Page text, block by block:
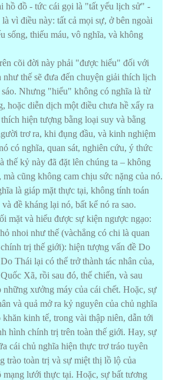
hồ đồ - tức cái gọi là "tất yếu lịch sử" -
vì điều này: tất cả mọi sự, ở bên ngoài
sống, thiếu máu, vô nghĩa, và không
cõi đời này phải "được hiểu" đối với
thế sẽ đưa đến chuyện giải thích lịch
Nhưng "hiểu" không có nghĩa là từ
hoặc diễn dịch một điều chưa hề xẩy ra
hiện tượng bằng loại suy và bằng
trơ ra, khi đụng đầu, và kinh nghiệm
có nghĩa, quan sát, nghiên cứu, ý thức
thế kỷ này đã đặt lên chúng ta – không
cũng không cam chịu sức nặng của nó.
là giáp mặt thực tại, không tính toán
đề kháng lại nó, bất kể nó ra sao.
mặt và hiểu được sự kiện ngược ngạo:
nhoi như thế (vàchẳng có chi là quan
trị thế giới): hiện tượng vấn đề Do
Thái lại có thể trở thành tác nhân của,
Xã, rồi sau đó, thế chiến, và sau
những xưởng máy của cái chết. Hoặc, sự
và quả mở ra kỷ nguyên của chủ nghĩa
kinh tế, trong vài thập niên, dẫn tới
hình chính trị trên toàn thế giới. Hay, sự
cái chủ nghĩa hiện thực trơ tráo tuyên
trào toàn trị và sự miệt thị lồ lộ của
lưới thực tại. Hoặc, sự bất tương